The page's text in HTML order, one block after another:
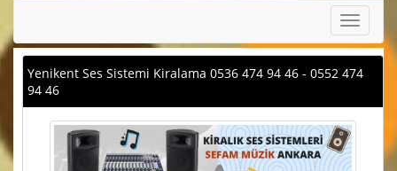
Toggle
Yenikent Ses Sistemi Kiralama 0536 474 94 46 - 0552 474
94 46